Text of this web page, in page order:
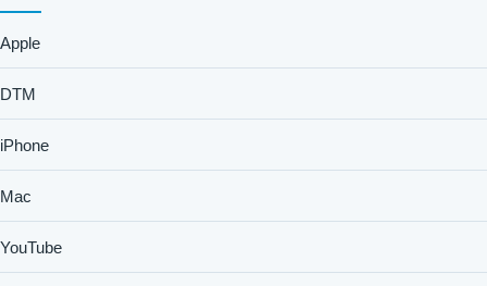
Apple
DTM
iPhone
Mac
YouTube